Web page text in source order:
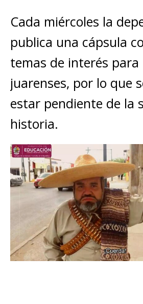
Cada miércoles la
publica una cápsula
temas de interés para
juarenses, por lo que
estar pendiente de la
historia.